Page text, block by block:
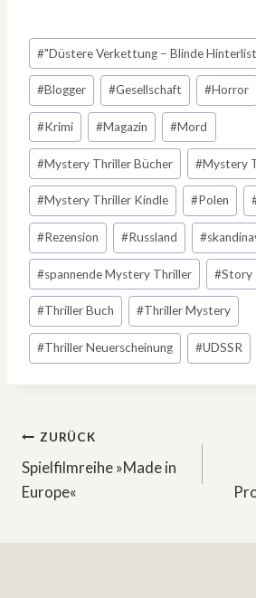
Schlagworte:
#"Düstere Verkettung – Blinde
#Blogger #Gesellschaft #Horror
#Krimi #Magazin #Mord
#Mystery Thriller Bücher #Mystery
#Mystery Thriller Kindle #Polen
#Rezension #Russland #
#spannende Mystery Thriller #Story
#Thriller Buch #Thriller Mystery
#Thriller Neuerscheinung #UDSSR
ZURÜCK
Spielfilmreihe »Made in
Europe«